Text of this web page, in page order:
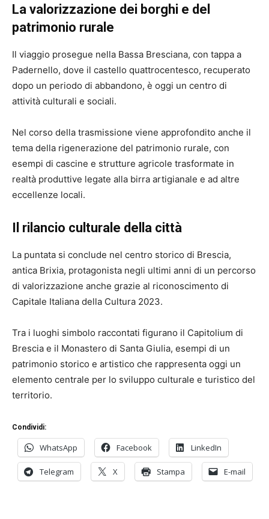
La valorizzazione dei borghi e del
patrimonio rurale
Il viaggio prosegue nella Bassa Bresciana, con tappa a
Padernello, dove il castello quattrocentesco, recuperato
dopo un periodo di abbandono, è oggi un centro di
attività culturali e sociali.
Nel corso della trasmissione viene approfondito anche il
tema della rigenerazione del patrimonio rurale, con
esempi di cascine e strutture agricole trasformate in
realtà produttive legate alla birra artigianale e ad altre
eccellenze locali.
Il rilancio culturale della città
La puntata si conclude nel centro storico di Brescia,
antica Brixia, protagonista negli ultimi anni di un percorso
di valorizzazione anche grazie al riconoscimento di
Capitale Italiana della Cultura 2023.
Tra i luoghi simbolo raccontati figurano il Capitolium di
Brescia e il Monastero di Santa Giulia, esempi di un
patrimonio storico e artistico che rappresenta oggi un
elemento centrale per lo sviluppo culturale e turistico del
territorio.
Condividi:
WhatsApp Facebook LinkedIn
Telegram X Stampa E-mail